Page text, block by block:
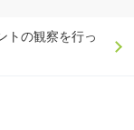
の観察を行っ